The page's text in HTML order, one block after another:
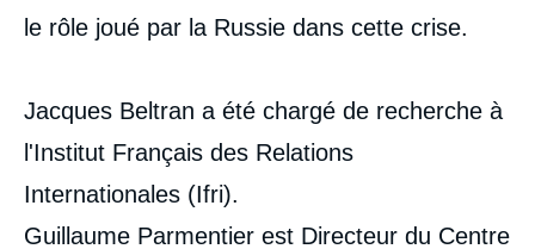
le rôle joué par la Russie dans cette crise.
Jacques Beltran a été chargé de recherche à
l'Institut Français des Relations
Internationales (Ifri).
Guillaume Parmentier est Directeur du Centre